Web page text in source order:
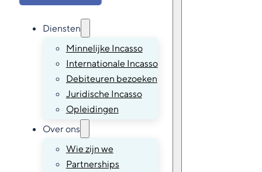
Diensten
Minnelijke Incasso
Internationale Incasso
Debiteuren bezoeken
Juridische Incasso
Opleidingen
Over ons
Wie zijn we
Partnerships